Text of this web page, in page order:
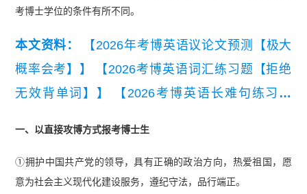
考博士学位的条件有所不同。
本文资料：
【2026年考博英语议论文预测【极大
概率会考】】
【2026考博英语词汇练习题【拒绝
无效背单词】】
【2026考博英语长难句练习题
一、以直接攻博方式报考博士生
①拥护中国共产党的领导，具有正确的政治方向，热爱祖国，愿
意为社会主义现代化建设服务，遵纪守法，品行端正。